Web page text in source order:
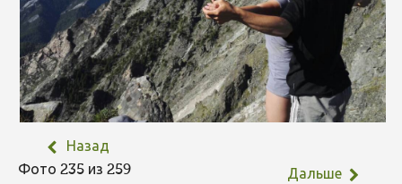
Назад
Фото 235 из 259
Дальше